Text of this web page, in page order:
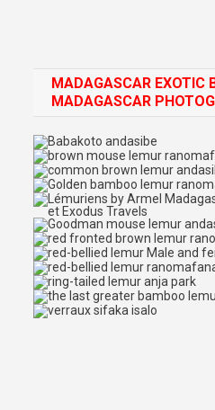
MADAGASCAR EXOTIC
MADAGASCAR